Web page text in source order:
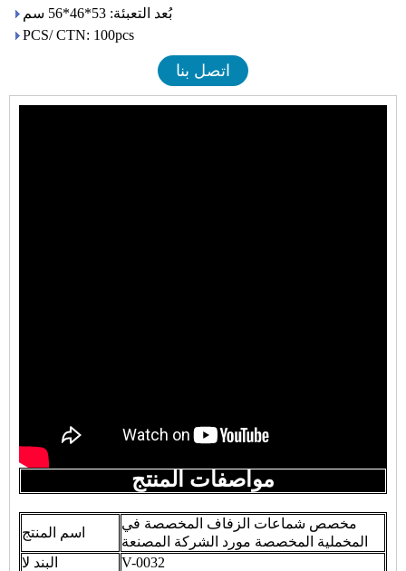
بُعد التعبئة: 53*46*56 سم
PCS/ CTN: 100pcs
اتصل بنا
مواصفات المنتج
اسم المنتج
مخصص شماعات الزفاف المخصصة في
المخملية المخصصة مورد الشركة المصنعة
البند لا
V-0032